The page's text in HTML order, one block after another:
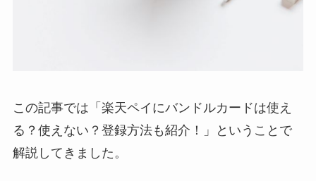
この記事では「楽天ペイにバンドルカードは使え
る？使えない？登録方法も紹介！」ということで
解説してきました。